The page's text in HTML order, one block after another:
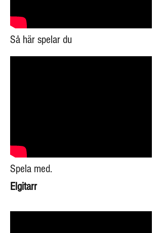
Så här spelar du
Spela med.
Elgitarr